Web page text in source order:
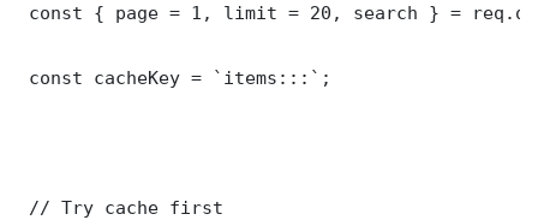
const { page = 1, limit = 20, search } =
const cacheKey = `items:::`;
// Try cache first